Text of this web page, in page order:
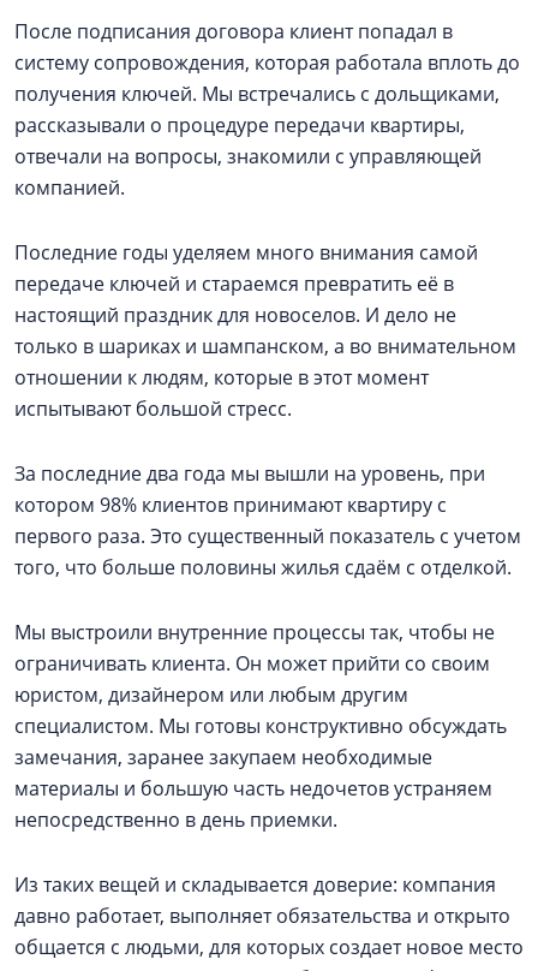
После подписания договора клиент попадал в
систему сопровождения, которая работала вплоть до
получения ключей. Мы встречались с дольщиками,
рассказывали о процедуре передачи квартиры,
отвечали на вопросы, знакомили с управляющей
компанией.
Последние годы уделяем много внимания самой
передаче ключей и стараемся превратить её в
настоящий праздник для новоселов. И дело не
только в шариках и шампанском, а во внимательном
отношении к людям, которые в этот момент
испытывают большой стресс.
За последние два года мы вышли на уровень, при
котором 98% клиентов принимают квартиру с
первого раза. Это существенный показатель с учетом
того, что больше половины жилья сдаём с отделкой.
Мы выстроили внутренние процессы так, чтобы не
ограничивать клиента. Он может прийти со своим
юристом, дизайнером или любым другим
специалистом. Мы готовы конструктивно обсуждать
замечания, заранее закупаем необходимые
материалы и большую часть недочетов устраняем
непосредственно в день приемки.
Из таких вещей и складывается доверие: компания
давно работает, выполняет обязательства и открыто
общается с людьми, для которых создает новое место